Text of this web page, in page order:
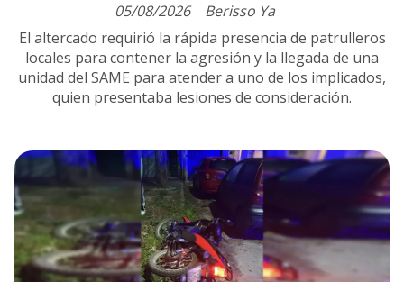
Berisso Ya
05/08/2026
El altercado requirió la rápida presencia de patrulleros
locales para contener la agresión y la llegada de una
unidad del SAME para atender a uno de los implicados,
quien presentaba lesiones de consideración.